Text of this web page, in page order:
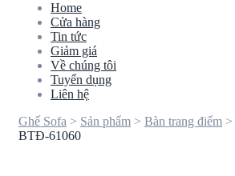
Home
Cửa hàng
Tin tức
Giảm giá
Về chúng tôi
Tuyển dụng
Liên hệ
Ghế Sofa > Sản phẩm > Bàn trang điểm >
BTĐ-61060